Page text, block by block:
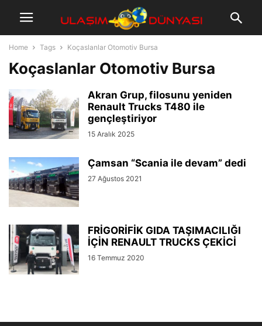
Home Tags Koçaslanlar Otomotiv Bursa
Koçaslanlar Otomotiv Bursa
Akran Grup, filosunu yeniden
Renault Trucks T480 ile
gençleştiriyor
15 Aralık 2025
Çamsan “Scania ile devam” dedi
27 Ağustos 2021
FRİGORİFİK GIDA TAŞIMACILIĞI
İÇİN RENAULT TRUCKS ÇEKİCİ
16 Temmuz 2020